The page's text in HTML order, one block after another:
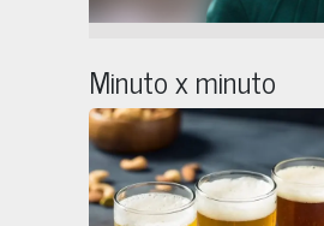
Minuto x minuto